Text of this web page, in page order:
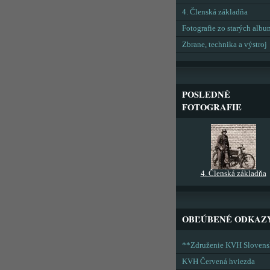
4. Členská základňa
Fotografie zo starých
Zbrane, technika a výstroj
POSLEDNÉ
FOTOGRAFIE
4. Členská základňa
OBĽÚBENÉ
**Združenie KVH
KVH Červená hviezda